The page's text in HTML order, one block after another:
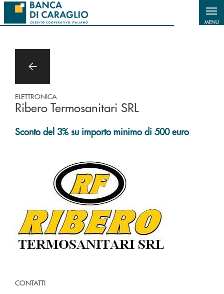
Salta al contenuto principale
MENU
ELETTRONICA
Ribero Termosanitari SRL
Sconto del 3% su importo minimo di 500 euro
CONTATTI